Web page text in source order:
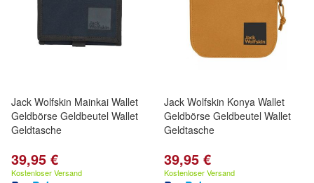
Jack Wolfskin Mainkai Wallet
Geldbörse Geldbeutel Wallet
Geldtasche
39,95 €
Kostenloser Versand
Jack Wolfskin Konya Wallet
Geldbörse Geldbeutel Wallet
Geldtasche
39,95 €
Kostenloser Versand